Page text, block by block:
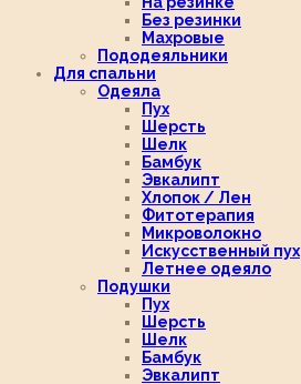
Без резинки
Махровые
Пододеяльники
Для спальни
Одеяла
Пух
Шерсть
Шелк
Бамбук
Эвкалипт
Хлопок / Лен
Фитотерапия
Микроволокно
Искусственный пух
Летнее одеяло
Подушки
Пух
Шерсть
Шелк
Бамбук
Эвкалипт